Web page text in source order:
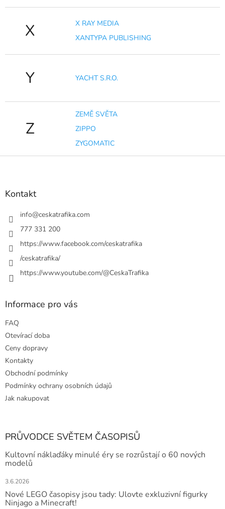
X
X RAY MEDIA
XANTYPA PUBLISHING
Y YACHT S.R.O.
Z
ZEMĚ SVĚTA
ZIPPO
ZYGOMATIC
Z
Kontakt
info@ceskatrafika.com
777 331 200
https://www.facebook.com/ceskatrafika
/ceskatrafika/
https://www.youtube.com/@CeskaTrafika
Informace pro vás
FAQ
Otevírací doba
Ceny dopravy
Kontakty
Obchodní podmínky
Podmínky ochrany osobních údajů
Jak nakupovat
PRŮVODCE SVĚTEM ČASOPISŮ
Kultovní náklaďáky minulé éry se rozrůstají o 60 nových
modelů
3.6.2026
Nové LEGO časopisy jsou tady: Ulovte exkluzivní figurky
Ninjago a Minecraft!